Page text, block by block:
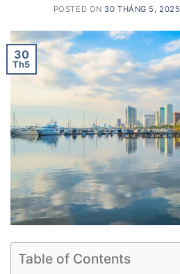
POSTED ON 30 THÁNG 5, 2025
30
Th5
Table of Contents